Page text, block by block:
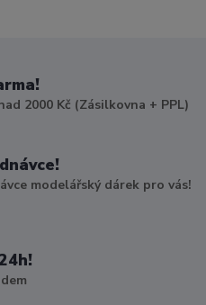
2000 Kč (Zásilkovna + PPL)
modelářský dárek pro vás!